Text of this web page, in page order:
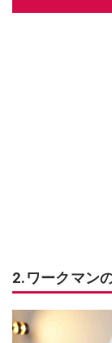
2.ワークマン